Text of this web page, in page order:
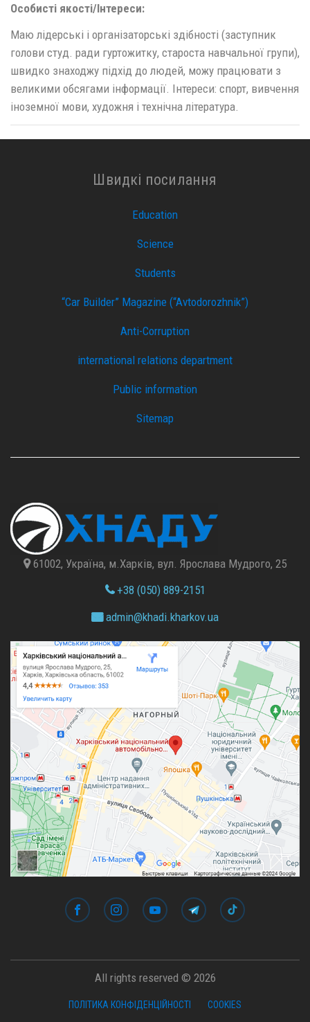
Особисті якості/Інтереси:
Маю лідерські і організаторські здібності (заступник
голови студ. ради гуртожитку, староста навчальної групи),
швидко знаходжу підхід до людей, можу працювати з
великими обсягами інформації. Інтереси: спорт, вивчення
іноземної мови, художня і технічна література.
Швидкі посилання
Education
Science
Students
“Car Builder” Magazine (“Avtodorozhnik”)
Anti-Corruption
international relations department
Public information
Sitemap
61002, Україна, м.Харків, вул. Ярослава Мудрого, 25
+38 (050) 889-2151
admin@khadi.kharkov.ua
All rights reserved © 2026
ПОЛІТИКА КОНФІДЕНЦІЙНОСТІ COOKIES